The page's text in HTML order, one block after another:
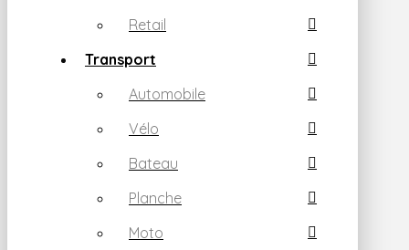
Retail
Transport
Automobile
Vélo
Bateau
Planche
Moto